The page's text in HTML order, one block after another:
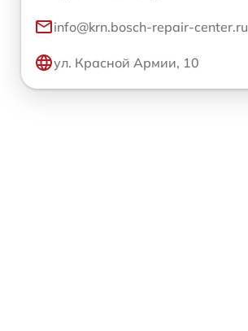
info@krn.bosch-repair-center.ru
ул. Красной Армии, 10